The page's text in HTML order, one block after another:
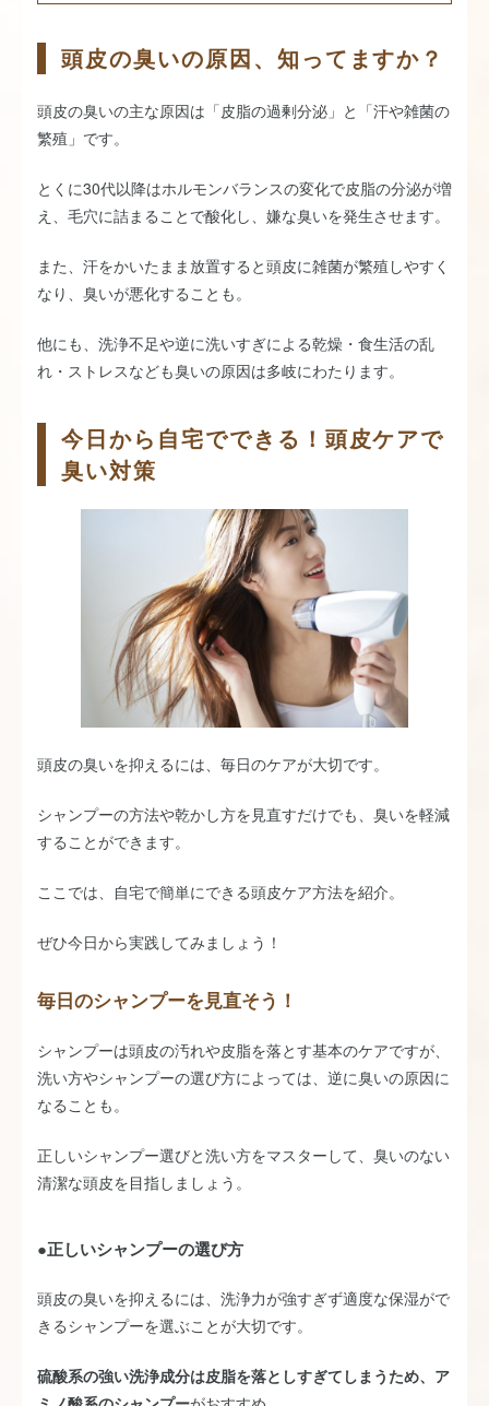
頭皮の臭いの原因、知ってますか？
頭皮の臭いの主な原因は「皮脂の過剰分泌」と「汗や雑菌の
繁殖」です。
とくに30代以降はホルモンバランスの変化で皮脂の分泌が増
え、毛穴に詰まることで酸化し、嫌な臭いを発生させます。
また、汗をかいたまま放置すると頭皮に雑菌が繁殖しやすく
なり、臭いが悪化することも。
他にも、洗浄不足や逆に洗いすぎによる乾燥・食生活の乱
れ・ストレスなども臭いの原因は多岐にわたります。
今日から自宅でできる！頭皮ケアで
臭い対策
頭皮の臭いを抑えるには、毎日のケアが大切です。
シャンプーの方法や乾かし方を見直すだけでも、臭いを軽減
することができます。
ここでは、自宅で簡単にできる頭皮ケア方法を紹介。
ぜひ今日から実践してみましょう！
毎日のシャンプーを見直そう！
シャンプーは頭皮の汚れや皮脂を落とす基本のケアですが、
洗い方やシャンプーの選び方によっては、逆に臭いの原因に
なることも。
正しいシャンプー選びと洗い方をマスターして、臭いのない
清潔な頭皮を目指しましょう。
●正しいシャンプーの選び方
頭皮の臭いを抑えるには、洗浄力が強すぎず適度な保湿がで
きるシャンプーを選ぶことが大切です。
硫酸系の強い洗浄成分は皮脂を落としすぎてしまうため、ア